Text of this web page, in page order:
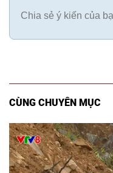
CÙNG CHUYÊN MỤC